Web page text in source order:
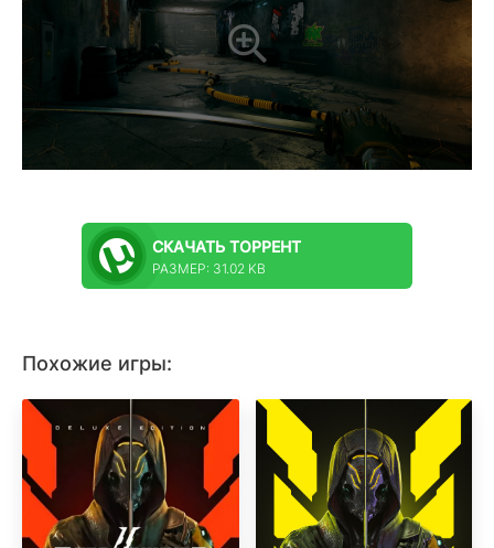
СКАЧАТЬ ТОРРЕНТ
РАЗМЕР: 31.02 KB
Похожие игры: